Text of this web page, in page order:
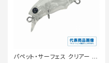
パペット・サーフェス クリアー 0